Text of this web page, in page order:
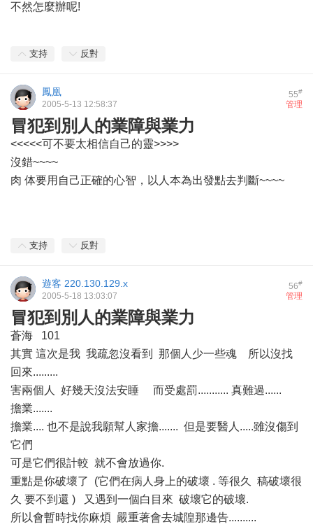
不然怎麼辦呢!
支持 反對
55#
鳳凰
管理
2005-5-13 12:58:37
冒犯到別人的業障與業力
<<<<<可不要太相信自己的靈>>>>
沒錯~~~~
肉 体要用自己正確的心智，以人本為出發點去判斷~~~~
支持 反對
56#
遊客 220.130.129.x
管理
2005-5-18 13:03:07
冒犯到別人的業障與業力
蒼海 101
其實 這次是我 我疏忽沒看到 那個人少一些魂 所以沒找
回來.........
害兩個人 好幾天沒法安睡 而受處罰........... 真難過......
擔業.......
擔業.... 也不是說我願幫人家擔....... 但是要醫人.....雖沒傷到
它們
可是它們很計較 就不會放過你.
重點是你破壞了 (它們在病人身上的破壞 . 等很久 稿破壞很
久 要不到還 ) 又遇到一個白目來 破壞它的破壞.
所以會暫時找你麻煩 嚴重著會去城隍那邊告..........